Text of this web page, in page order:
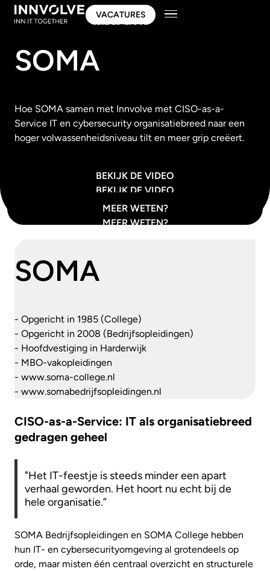
VACATURES
VACATURES
SOMA
Hoe SOMA samen met Innvolve met CISO-as-a-
Service IT en cybersecurity organisatiebreed naar een
hoger volwassenheidsniveau tilt en meer grip creëert.
BEKIJK DE VIDEO
BEKIJK DE VIDEO
MEER WETEN?
MEER WETEN?
SOMA
- Opgericht in 1985 (College)
- Opgericht in 2008 (Bedrijfsopleidingen)
- Hoofdvestiging in Harderwijk
- MBO-vakopleidingen
- www.soma-college.nl
- www.somabedrijfsopleidingen.nl
CISO-as-a-Service: IT als organisatiebreed
gedragen geheel
"Het IT-feestje is steeds minder een apart
verhaal geworden. Het hoort nu echt bij de
hele organisatie.”
SOMA Bedrijfsopleidingen en SOMA College hebben
hun IT- en cybersecurityomgeving al grotendeels op
orde, maar misten één centraal overzicht en structurele